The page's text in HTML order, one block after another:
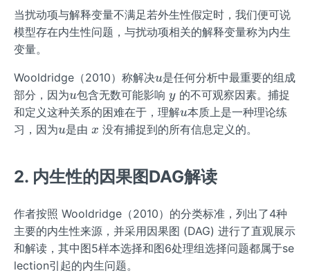
当扰动项与解释变量不满足若外生性假定时，我们便可说
模型存在内生性问题，与扰动项相关的解释变量称为内生
变量。
Wooldridge（2010）称解决u
u是任何分析中最重要的组成
部分，因为u
u包含无数可能影响 y
y的不可观察因素。捕捉
和定义这种关系的困难在于，理解u
u本质上是一种理论练
习，因为u
u是由 x
x 没有捕捉到的所有信息定义的。
2. 内生性的因果图DAG解读
作者按照 Wooldridge（2010）的分类标准，列出了4种
主要的内生性来源，并采用因果图 (DAG) 进行了直观展示
和解读，其中图5样本选择和图6处理组选择问题都属于se
lection引起的内生问题。